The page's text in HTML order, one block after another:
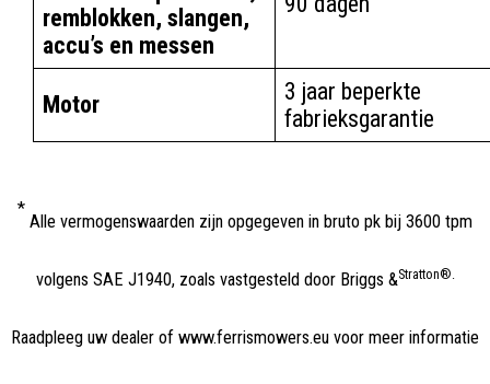
remblokken, slangen,
accu’s en messen
Motor
3 jaar beperkte
fabrieksgarantie
*
Alle vermogenswaarden zijn opgegeven in bruto pk bij 3600 tpm
volgens SAE J1940, zoals vastgesteld door Briggs &Stratton®.
Raadpleeg uw dealer of www.ferrismowers.eu voor meer informatie